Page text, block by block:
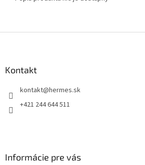
Kontakt
kontakt@hermes.sk
+421 244 644 511
Informácie pre vás